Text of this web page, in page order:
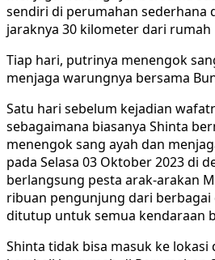
sendiri di perumahan sederhana
jaraknya 30 kilometer dari rumah
Tiap hari, putrinya menengok
menjaga warungnya bersama
Satu hari sebelum kejadian
sebagaimana biasanya Shinta
menengok sang ayah dan
pada Selasa 03 Oktober 2023 di
berlangsung pesta arak-arakan
ribuan pengunjung dari berbagai
ditutup untuk semua kendaraan
Shinta tidak bisa masuk ke lokasi